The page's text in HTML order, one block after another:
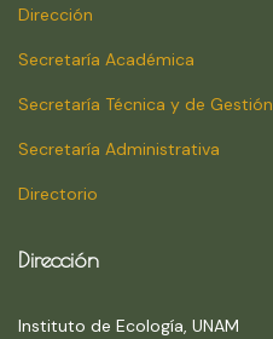
Dirección
Secretaría Académica
Secretaría Técnica y de Gestión
Secretaría Administrativa
Directorio
Dirección
Instituto de Ecología, UNAM